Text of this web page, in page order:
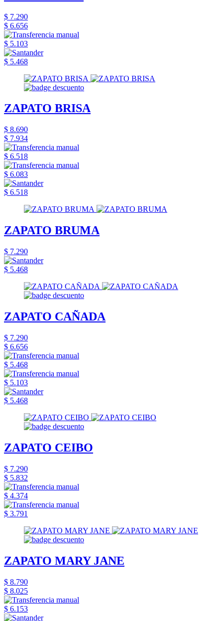
$ 7.290
$ 6.656
$ 5.103
$ 5.468
ZAPATO BRISA
$ 8.690
$ 7.934
$ 6.518
$ 6.083
$ 6.518
ZAPATO BRUMA
$ 7.290
$ 5.468
ZAPATO CAÑADA
$ 7.290
$ 6.656
$ 5.468
$ 5.103
$ 5.468
ZAPATO CEIBO
$ 7.290
$ 5.832
$ 4.374
$ 3.791
ZAPATO MARY JANE
$ 8.790
$ 8.025
$ 6.153